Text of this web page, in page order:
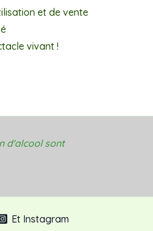
et de vente
vivant !
d'alcool sont
Et Instagram